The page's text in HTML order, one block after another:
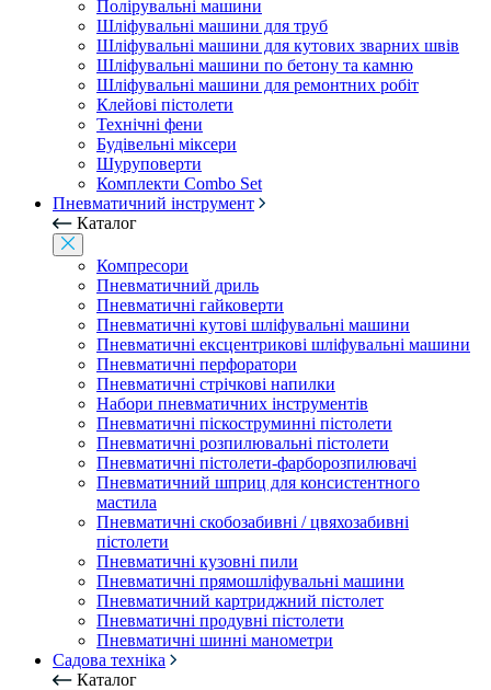
Полірувальні машини
Шліфувальні машини для труб
Шліфувальні машини для кутових зварних швів
Шліфувальні машини по бетону та камню
Шліфувальні машини для ремонтних робіт
Клейові пістолети
Технічні фени
Будівельні міксери
Шуруповерти
Комплекти Combo Set
Пневматичний інструмент
Каталог
Компресори
Пневматичний дриль
Пневматичні гайковерти
Пневматичні кутові шліфувальні машини
Пневматичні ексцентрикові шліфувальні машини
Пневматичні перфоратори
Пневматичні стрічкові напилки
Набори пневматичних інструментів
Пневматичні піскоструминні пістолети
Пневматичні розпилювальні пістолети
Пневматичні пістолети-фарборозпилювачі
Пневматичний шприц для консистентного
мастила
Пневматичні скобозабивні / цвяхозабивні
пістолети
Пневматичні кузовні пили
Пневматичні прямошліфувальні машини
Пневматичний картриджний пістолет
Пневматичні продувні пістолети
Пневматичні шинні манометри
Садова техніка
Каталог